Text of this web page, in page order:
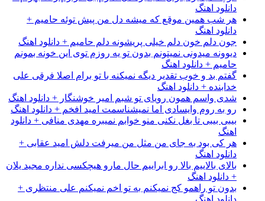
دانلود اهنگ
هر شب همین موقع که میشه دل من پیش توئه حامیم +
دانلود اهنگ
جون دلم خون دلم خیلی پریشونه دلم حامیم + دانلود اهنگ
دیوونه میدونی نمیتونم بدون تو یه روزم توی این خونه بمونم
حامیم + دانلود اهنگ
گفتم بد و خوب تقدیر دیگه نمیکنه با تو برام اصلا فرقی علی
خدابنده + دانلود اهنگ
شدی واسم همون رویای تو شبم امیر خوشنگار + دانلود اهنگ
رو به روم وایسادی اما نمیشناسمت امید افخم + دانلود اهنگ
بیبی بیبی تا بغل نکنی منو خوابم نمیبره مهدی منافی + دانلود
اهنگ
هر کی بود به جای من مثل من میرفت دلش امید عقابی +
دانلود اهنگ
بالای بالاییم بالا رو ابراییم حال مارو هیچکسی نداره مجید یلان
+ دانلود اهنگ
بدون تو راهمو کج نمیکنم به تو اخم نمیکنم علی منتظری +